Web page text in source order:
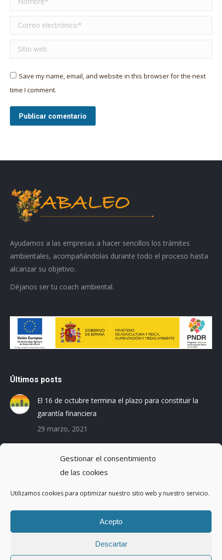
Gestionar el consentimiento
de las cookies
Utilizamos cookies para optimizar nuestro sitio web y nuestro servicio.
Acepto
Descartar
Correo electrónico *
Sitio web
Save my name, email, and website in this browser for the next
time I comment.
Publicar comentario
Ayudamos a las empresas a hacer sencillos los trámites
ambientales, acompañándolas durante todo el proceso hasta
alcanzar su objetivo.
Déjanos ser tu coach ambiental.
Últimos posts
El 16 de octubre termina el plazo para constituir la
garantía financiera
29 marzo, 2021
de la Huella de Carbono
3 diciembre, 2019
Reduciendo la Huella Hídrica en una planta de
montaje de coches